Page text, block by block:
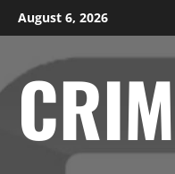
Skip
to
August 6, 2026